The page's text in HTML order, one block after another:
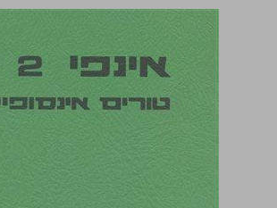
אינפי 2 טורים אינסופיים ... 0